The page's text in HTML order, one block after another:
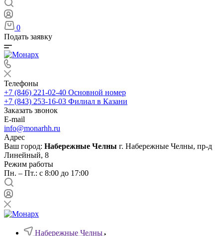
0
Подать заявку
Телефоны
+7 (846) 221-02-40 Основной номер
+7 (843) 253-16-03 Филиал в Казани
Заказать звонок
E-mail
info@monarhh.ru
Адрес
Ваш город: Набережные Челны г. Набережные Челны, пр-д
Линейный, 8
Режим работы
Пн. – Пт.: с 8:00 до 17:00
Набережные Челны